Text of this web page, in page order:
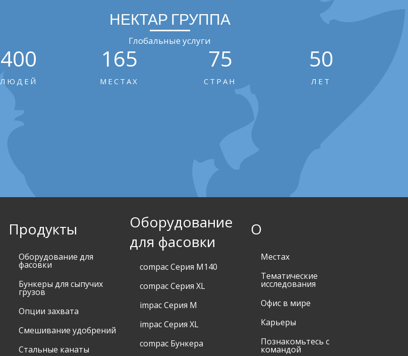
НЕКТАР ГРУППА
Глобальные услуги
400
ЛЮДЕЙ
165
МЕСТАХ
75
СТРАН
50
ЛЕТ
Продукты
Оборудование для
фасовки
Бункеры для сыпучих
грузов
Опции захвата
Смешивание удобрений
Стальные канаты
Оборудование
для фасовки
compac Серия M140
compac Серия XL
impac Серия M
impac Серия XL
compac Бункера
О
Местах
Тематические
исследования
Офис в мире
Карьеры
Познакомьтесь с
командой